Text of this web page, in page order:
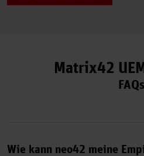
Matrix42
FAQs
Wie kann neo42 meine